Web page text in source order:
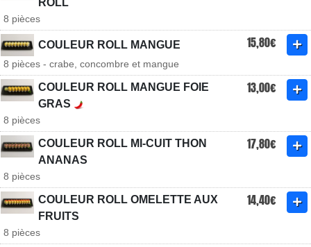
ROLL
8 pièces
COULEUR ROLL MANGUE 15,80€
8 pièces - crabe, concombre et mangue
COULEUR ROLL MANGUE FOIE
GRAS
13,00€
8 pièces
COULEUR ROLL MI-CUIT THON
ANANAS
17,80€
8 pièces
COULEUR ROLL OMELETTE AUX
FRUITS
14,40€
8 pièces